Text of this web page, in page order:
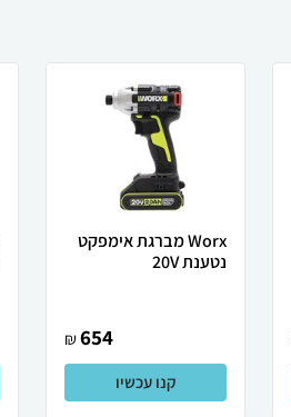
Worx מברגת אימפקט
נטענת 20V
654
₪
קנו עכשיו